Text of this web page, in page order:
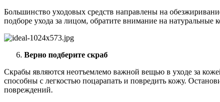
Большинство уходовых средств направлены на
подборе ухода за лицом, обратите внимание на
Верно подберите скраб
Скрабы являются неотъемлемо важной вещью в уходе за
способны с легкостью поцарапать и повредить кожу.
повреждений.